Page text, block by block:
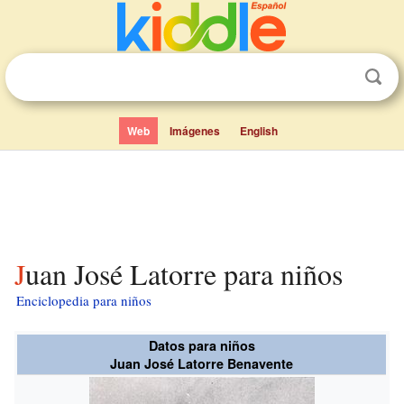
Web Imágenes English
Juan José Latorre para niños
Enciclopedia para niños
Datos para niños
Juan José Latorre Benavente